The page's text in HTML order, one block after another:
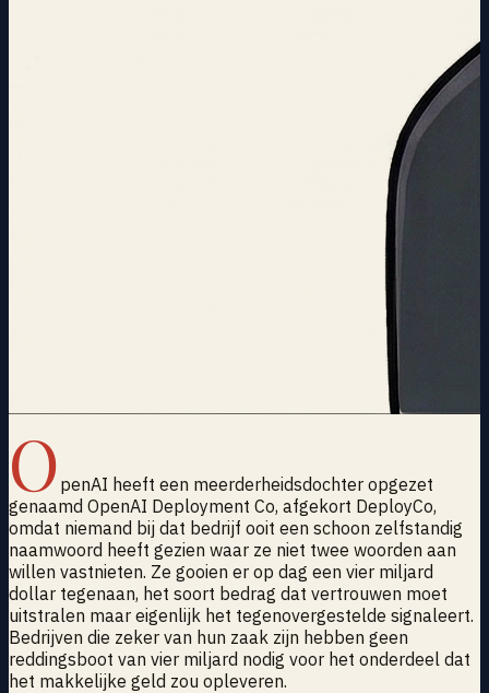
O penAI heeft een meerderheidsdochter opgezet
genaamd OpenAI Deployment Co, afgekort DeployCo,
omdat niemand bij dat bedrijf ooit een schoon zelfstandig
naamwoord heeft gezien waar ze niet twee woorden aan
willen vastnieten. Ze gooien er op dag een vier miljard
dollar tegenaan, het soort bedrag dat vertrouwen moet
uitstralen maar eigenlijk het tegenovergestelde signaleert.
Bedrijven die zeker van hun zaak zijn hebben geen
reddingsboot van vier miljard nodig voor het onderdeel dat
het makkelijke geld zou opleveren.